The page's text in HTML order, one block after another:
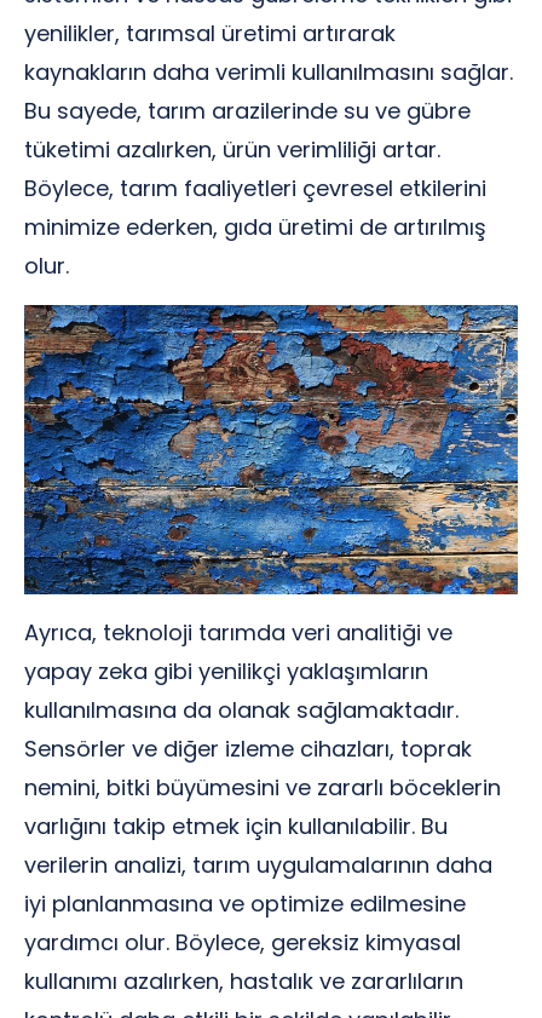
yenilikler, tarımsal üretimi artırarak
kaynakların daha verimli kullanılmasını sağlar.
Bu sayede, tarım arazilerinde su ve gübre
tüketimi azalırken, ürün verimliliği artar.
Böylece, tarım faaliyetleri çevresel etkilerini
minimize ederken, gıda üretimi de artırılmış
olur.
Ayrıca, teknoloji tarımda veri analitiği ve
yapay zeka gibi yenilikçi yaklaşımların
kullanılmasına da olanak sağlamaktadır.
Sensörler ve diğer izleme cihazları, toprak
nemini, bitki büyümesini ve zararlı böceklerin
varlığını takip etmek için kullanılabilir. Bu
verilerin analizi, tarım uygulamalarının daha
iyi planlanmasına ve optimize edilmesine
yardımcı olur. Böylece, gereksiz kimyasal
kullanımı azalırken, hastalık ve zararlıların